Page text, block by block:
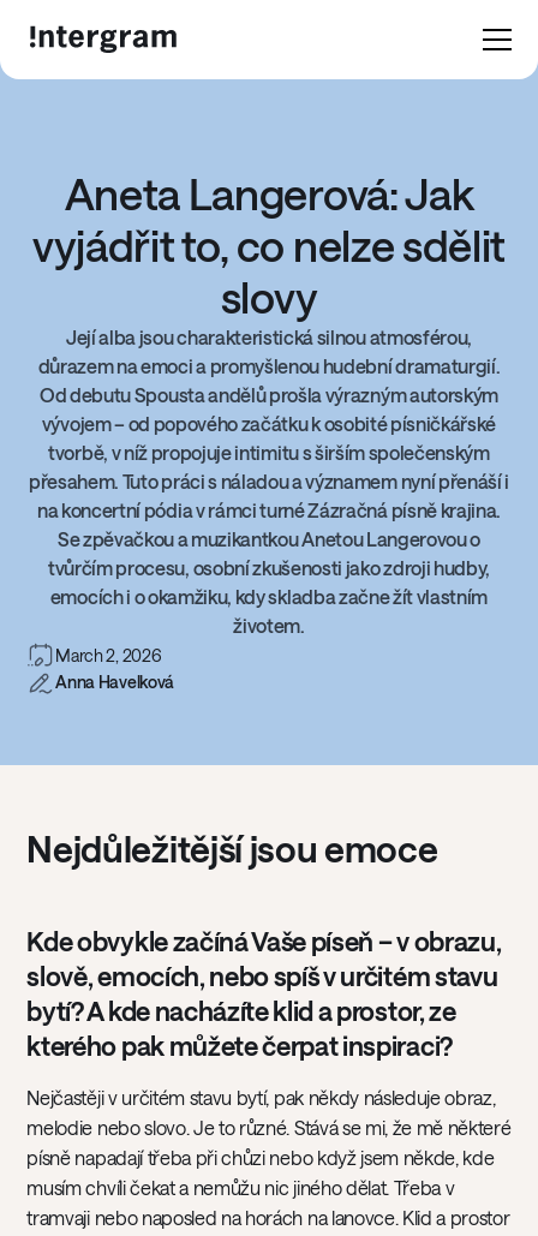
Aneta Langerová: Jak
vyjádřit to, co nelze sdělit
slovy
Její alba jsou charakteristická silnou atmosférou,
důrazem na emoci a promyšlenou hudební dramaturgií.
Od debutu Spousta andělů prošla výrazným autorským
vývojem – od popového začátku k osobité písničkářské
tvorbě, v níž propojuje intimitu s širším společenským
přesahem. Tuto práci s náladou a významem nyní přenáší i
na koncertní pódia v rámci turné Zázračná písně krajina.
Se zpěvačkou a muzikantkou Anetou Langerovou o
tvůrčím procesu, osobní zkušenosti jako zdroji hudby,
emocích i o okamžiku, kdy skladba začne žít vlastním
životem.
March 2, 2026
Anna Havelková
Nejdůležitější jsou emoce
Kde obvykle začíná Vaše píseň – v obrazu,
slově, emocích, nebo spíš v určitém stavu
bytí? A kde nacházíte klid a prostor, ze
kterého pak můžete čerpat inspiraci?
Nejčastěji v určitém stavu bytí, pak někdy následuje obraz,
melodie nebo slovo. Je to různé. Stává se mi, že mě některé
písně napadají třeba při chůzi nebo když jsem někde, kde
musím chvíli čekat a nemůžu nic jiného dělat. Třeba v
tramvaji nebo naposled na horách na lanovce. Klid a prostor